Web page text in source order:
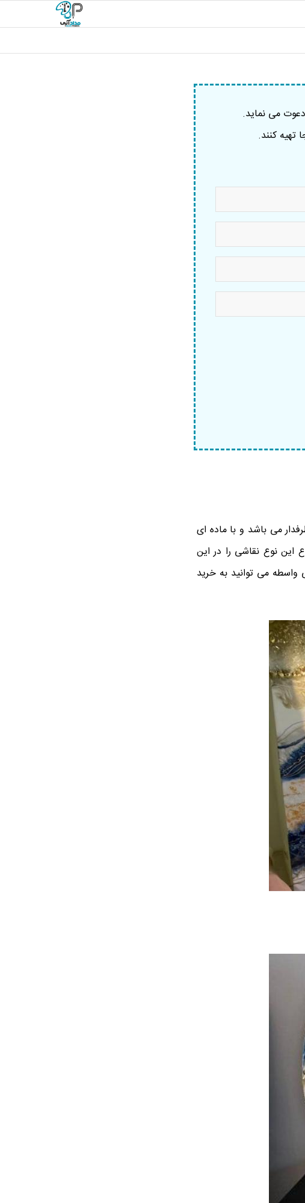
می نماید.
تهیه کنند.
می باشد و با ماده ای
این نوع نقاشی را در این
واسطه می توانید به خرید